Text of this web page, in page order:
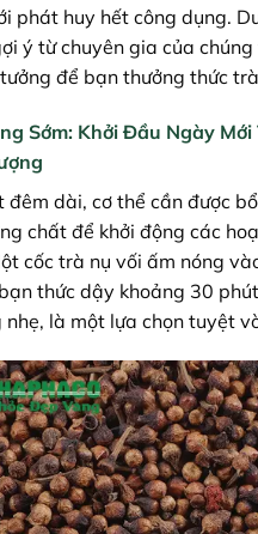
phát huy hết công dụng.
ý từ chuyên gia của
để bạn thưởng thức
Sớm: Khởi Đầu Ngày
đêm dài, cơ thể cần được
chất để khởi động các
cốc trà nụ vối ấm nóng
thức dậy khoảng 30
nhẹ, là một lựa chọn tuyệt